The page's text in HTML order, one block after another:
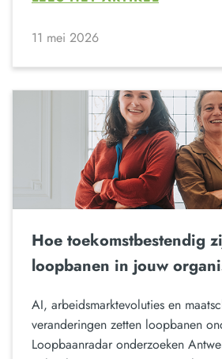
11 mei 2026
Hoe toekomstbestendig
loopbanen in jouw
AI, arbeidsmarktevoluties en
veranderingen zetten loopbanen
Loopbaanradar onderzoeken